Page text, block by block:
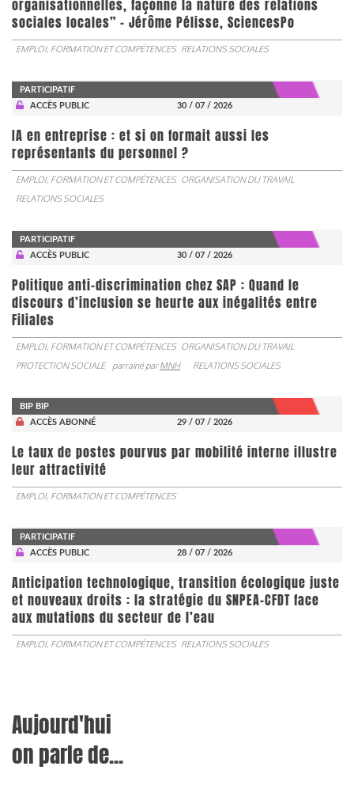
organisationnelles, façonne la nature des relations
sociales locales” - Jérôme Pélisse, SciencesPo
EMPLOI, FORMATION ET COMPÉTENCES RELATIONS SOCIALES
PARTICIPATIF
ACCÈS PUBLIC
30 / 07 / 2026
IA en entreprise : et si on formait aussi les
représentants du personnel ?
EMPLOI, FORMATION ET COMPÉTENCES ORGANISATION DU TRAVAIL
RELATIONS SOCIALES
PARTICIPATIF
ACCÈS PUBLIC
30 / 07 / 2026
Politique anti-discrimination chez SAP : Quand le
discours d’inclusion se heurte aux inégalités entre
Filiales
EMPLOI, FORMATION ET COMPÉTENCES ORGANISATION DU TRAVAIL
PROTECTION SOCIALE
parrainé parMNH RELATIONS SOCIALES
BIP BIP
ACCÈS ABONNÉ
29 / 07 / 2026
Le taux de postes pourvus par mobilité interne illustre
leur attractivité
EMPLOI, FORMATION ET COMPÉTENCES
PARTICIPATIF
ACCÈS PUBLIC
28 / 07 / 2026
Anticipation technologique, transition écologique juste
et nouveaux droits : la stratégie du SNPEA-CFDT face
aux mutations du secteur de l’eau
EMPLOI, FORMATION ET COMPÉTENCES RELATIONS SOCIALES
Aujourd'hui
on parle de...